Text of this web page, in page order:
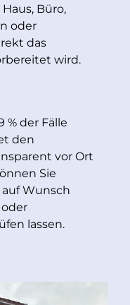
Büro,
oder
das
wird.
% der Fälle
den
vor Ort
Sie
Wunsch
lassen.